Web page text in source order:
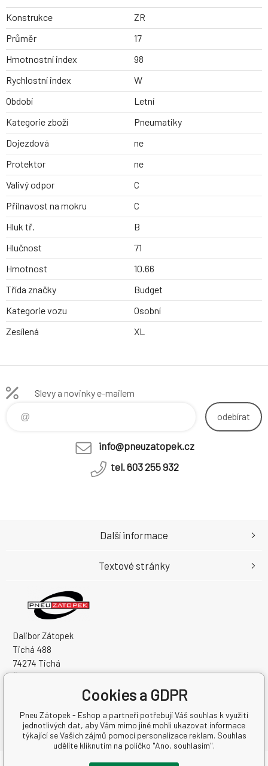
Konstrukce
ZR
Průměr
17
Hmotnostní index
98
Rychlostní index
W
Období
Letní
Kategorie zboží
Pneumatiky
Dojezdová
ne
Protektor
ne
Valivý odpor
C
Přilnavost na mokru
C
Hluk tř.
B
Hlučnost
71
Hmotnost
10.66
Třída značky
Budget
Kategorie vozu
Osobní
Zesílená
XL
Slevy a novinky e-mailem
odebírat
info@pneuzatopek.cz
tel. 603 255 932
Dalibor Zátopek
Tichá 488
74274 Tichá
Česká Republika
DIČ: CZ7504094994
Další informace
Textové stránky
Cookies a GDPR
Pneu Zátopek - Eshop a partneři potřebují Váš souhlas k využití
jednotlivých dat, aby Vám mimo jiné mohli ukazovat informace
týkající se Vašich zájmů pomocí personalizace reklam. Souhlas
udělíte kliknutím na políčko "Ano, souhlasím".